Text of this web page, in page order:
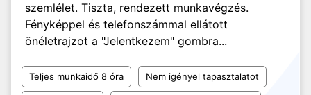
szemlélet. Tiszta, rendezett munkavégzés.
Fényképpel és telefonszámmal ellátott
önéletrajzot a "Jelentkezem" gombra...
Teljes munkaidő 8 óra Nem igényel tapasztalatot